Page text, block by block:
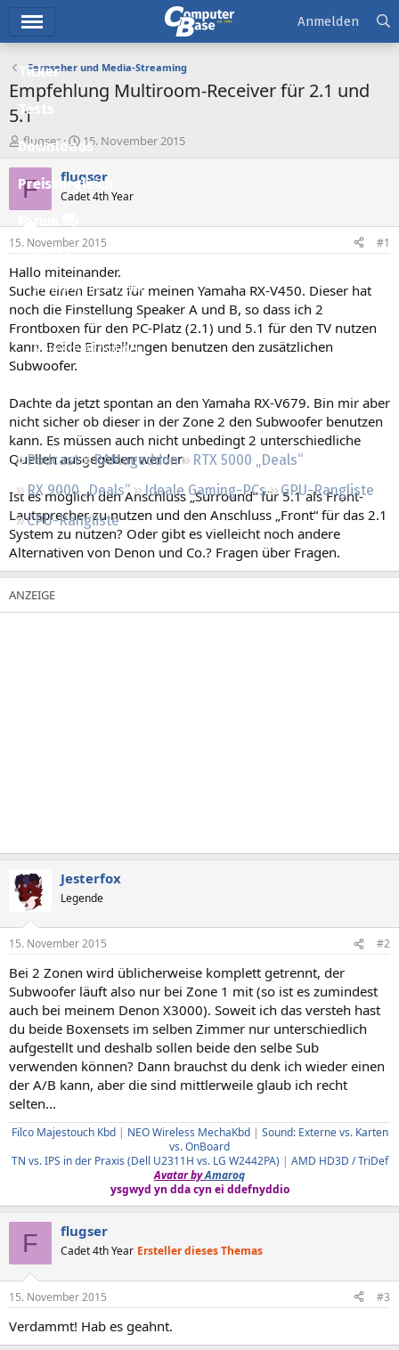
Ticker
Tests
Downloads
Preisvergleich
Forum
Aktuelles
Empfohlene Inhalte
Neue Beiträge
Neueste Aktivitäten
Regeln
Podcast RAMageddon
RTX 5000 „Deals“
RX 9000 „Deals“
Ideale Gaming-PCs
GPU-Rangliste
CPU-Rangliste
Anmelden
Fernseher und Media-Streaming
Empfehlung Multiroom-Receiver für 2.1 und
5.1
E
r
s
t
e
r
flugser
E
r
s
t
e
l
t
a
m
15. November 2015
F flugser
Cadet 4th Year
15. November 2015 #1
Hallo miteinander.
Suche einen Ersatz für meinen Yamaha RX-V450. Dieser hat
noch die Einstellung Speaker A und B, so dass ich 2
Frontboxen für den PC-Platz (2.1) und 5.1 für den TV nutzen
kann. Beide Einstellungen benutzen den zusätzlichen
Subwoofer.
Dachte da jetzt spontan an den Yamaha RX-V679. Bin mir aber
nicht sicher ob dieser in der Zone 2 den Subwoofer benutzen
kann. Es müssen auch nicht unbedingt 2 unterschiedliche
Quellen ausgegeben werden.
Ist es möglich den Anschluss „Surround“ für 5.1 als Front-
Lautsprecher zu nutzen und den Anschluss „Front“ für das 2.1
System zu nutzen? Oder gibt es vielleicht noch andere
Alternativen von Denon und Co.? Fragen über Fragen.
Jesterfox
Legende
15. November 2015 #2
Bei 2 Zonen wird üblicherweise komplett getrennt, der
Subwoofer läuft also nur bei Zone 1 mit (so ist es zumindest
auch bei meinem Denon X3000). Soweit ich das versteh hast
du beide Boxensets im selben Zimmer nur unterschiedlich
aufgestellt und deshalb sollen beide den selbe Sub
verwenden können? Dann brauchst du denk ich wieder einen
der A/B kann, aber die sind mittlerweile glaub ich recht
selten...
Filco Majestouch Kbd| NEO Wireless MechaKbd| Sound: Externe vs. Karten
vs. OnBoard
TN vs. IPS in der Praxis (Dell U2311H vs. LG W2442PA) | AMD HD3D / TriDef
Avatar byAmaroq
ysgwyd yn dda cyn ei ddefnyddio
F flugser
Cadet 4th Year Ersteller dieses Themas
15. November 2015 #3
Verdammt! Hab es geahnt.